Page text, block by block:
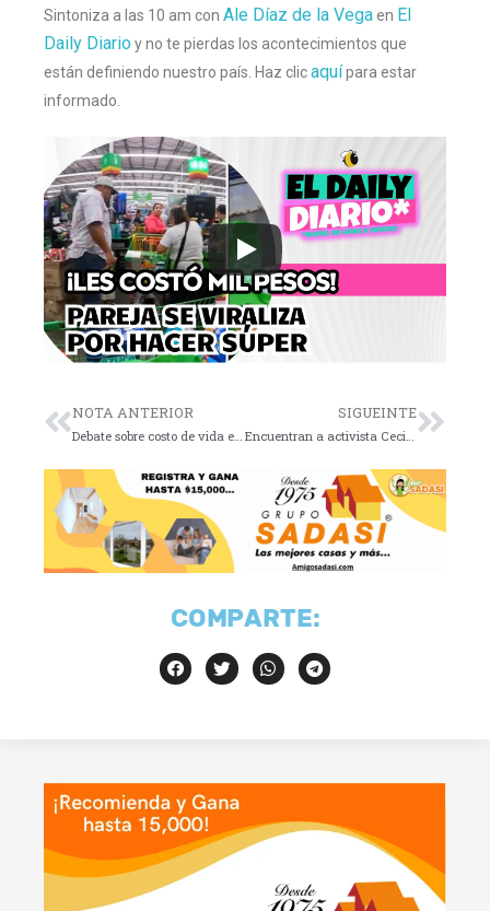
Sintoniza a las 10 am con Ale Díaz de la Vegaen El
Daily Diarioy no te pierdas los acontecimientos que
están definiendo nuestro país. Haz clicaquípara estar
informado.
NOTA ANTERIOR SIGUEINTE
COMPARTE: